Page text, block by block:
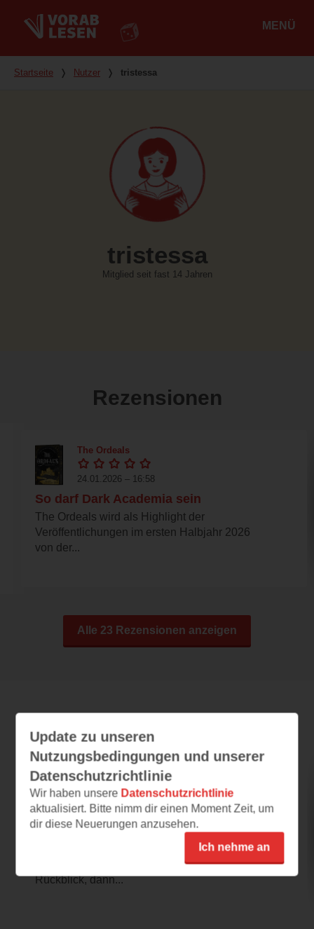
MENÜ
Du bist hier
Startseite ❭ Nutzer ❭ tristessa
tristessa
Mitglied seit fast 14 Jahren
Rezensionen
The Ordeals
24.01.2026 – 16:58
So darf Dark Academia sein
The Ordeals wird als Highlight der
Veröffentlichungen im ersten Halbjahr 2026
von der...
Alle 23 Rezensionen anzeigen
Das Buch der gefallenen Blätter
01.08.2026 – 07:39
Epische in asiatischem Setting
Das Buch startet mit einem Einblick in die
Welt durch einen zu Beginn stehenden
Rückblick, dann...
Update zu unseren
Nutzungsbedingungen und unserer
Datenschutzrichtlinie
Wir haben unsere Datenschutzrichtlinie
aktualisiert. Bitte nimm dir einen Moment Zeit, um
dir diese Neuerungen anzusehen.
Ich nehme an